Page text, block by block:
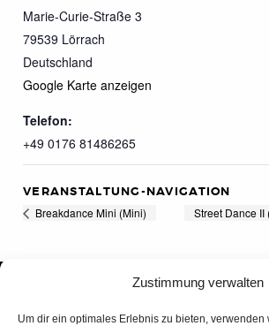
Zustimmung verwalten
Um dir ein optimales Erlebnis zu bieten, verwenden
Marie-Curie-Straße 3
79539 Lörrach
Deutschland
Google Karte anzeigen
Telefon:
+49 0176 81486265
VERANSTALTUNG-NAVIGATION
Breakdance Mini (Mini) Street Dance II